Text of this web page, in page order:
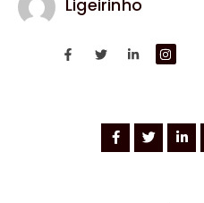
Ligeirinho